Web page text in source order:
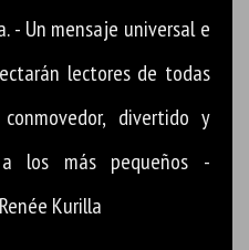
- Un mensaje universal e
lectores de todas
divertido y
los más pequeños -
Kurilla